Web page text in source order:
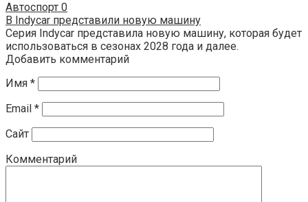
Автоспорт 0
В Indycar представили новую машину
Серия Indycar представила новую машину, которая будет
использоваться в сезонах 2028 года и далее.
Добавить комментарий
Имя *
Email *
Сайт
Комментарий